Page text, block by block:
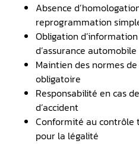
Absence
reprogrammation
Obligation
d’assurance automobile
Maintien des normes
obligatoire
Responsabilité en cas
d’accident
Conformité au contrôle
pour la légalité